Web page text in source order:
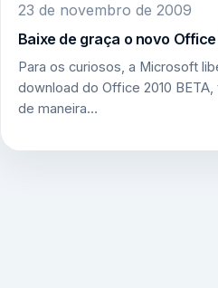
23 de novembro de 2009
Baixe de graça o novo Office
Para os curiosos, a Microsoft
download do Office 2010
de maneira…